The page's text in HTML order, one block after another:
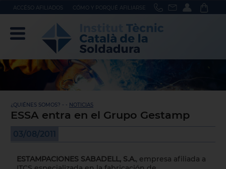
ACCÉSO AFILIADOS CÓMO Y PORQUÉ AFILIARSE
¿QUIÉNES SOMOS? - - NOTICIAS
ESSA entra en el Grupo Gestamp
03/08/2011
ESTAMPACIONES SABADELL, S.A., empresa afiliada a